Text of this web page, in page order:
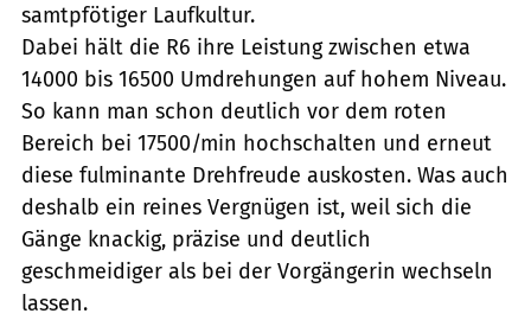
samtpfötiger Laufkultur.
Dabei hält die R6 ihre Leistung zwischen etwa
14000 bis 16500 Umdrehungen auf hohem Niveau.
So kann man schon deutlich vor dem roten
Bereich bei 17500/min hochschalten und erneut
diese fulminante Drehfreude auskosten. Was auch
deshalb ein reines Vergnügen ist, weil sich die
Gänge knackig, präzise und deutlich
geschmeidiger als bei der Vorgängerin wechseln
lassen.